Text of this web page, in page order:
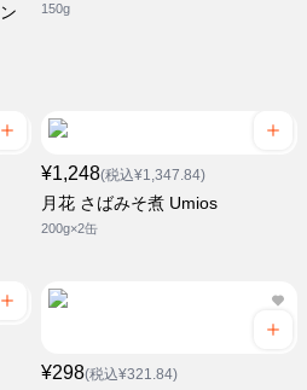
150g
¥1,248(税込¥1,347.84)
月花 さばみそ煮 Umios
200g×2缶
¥298(税込¥321.84)